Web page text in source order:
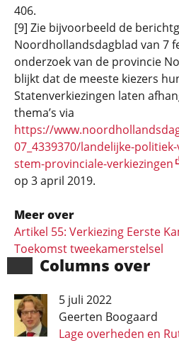
406.
[9] Zie bijvoorbeeld de
Noordhollandsdagblad van 7
onderzoek van de provincie
blijkt dat de meeste kiezers
Statenverkiezingen laten
thema’s via
https://
07_4339370/landelijke-
stem-provinciale-verkiezingen
op 3 april 2019.
Meer over
Artikel 55: Verkiezing Eerste
Toekomst tweekamerstelsel
Columns over
5 juli 2022
Geerten Boogaard
Lage overheden en